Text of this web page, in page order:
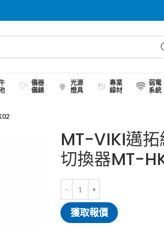
儀器
儀錶
光源
燈具
專業
線材
弱電
系統
MT-VIKI邁
切換器MT-
獲取報價